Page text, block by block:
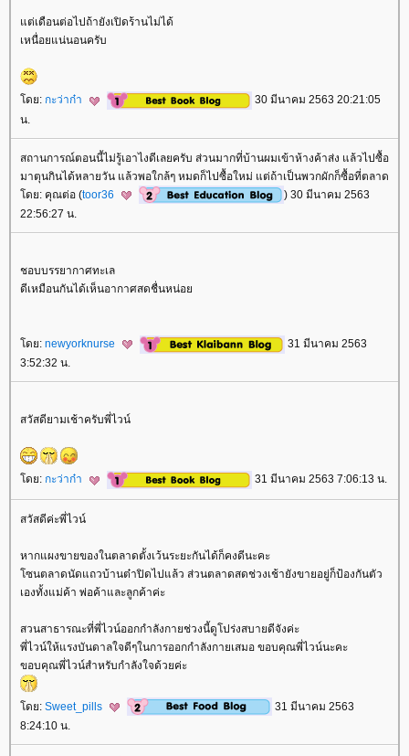
ต่เดือนต่อไปถ้ายังเปิดร้านไม่ได้
เหนื่อยแน่นอนครับ
ดย: กะว่าก๋า
30 มีนาคม 2563 20:21:05
น.
สถานการณ์ตอนนี้ไม่รู้เอาไงดีเลยครับ ส่วนมากที่บ้านผมเข้าห้างค้าส่ง แล้วไปซื้อ
มาตุนกินได้หลายวัน แล้วพอใกล้ๆ หมดก็ไปซื้อใหม่ แต่ถ้าเป็นพวกผักก็ซื้อที่ตลาด
ดย: คุณต่อ (toor36
) 30 มีนาคม 2563
22:56:27 น.
ชอบบรรยากาศทะเล
ดีเหมือนกันได้เห็นอากาศสดชื่นหน่อ
ดย: newyorknurse
31 มีนาคม 2563
3:52:32 น.
สวัสดียามเช้าครับพี่ไวน์
ดย: กะว่าก๋า 31 มีนาคม 2563 7:06:13 น.
สวัสดีค่ะพี่ไวน์
หากแผงขายของในตลาดตั้งเว้นระยะกันได้ก็คงดีนะคะ
ซนตลาดนัดแถวบ้านต๋าปิดไปแล้ว ส่วนตลาดสดช่วงเช้ายังขายอยู่ก็ป้องกันตัว
เองทั้งแม่ค้า พ่อค้าและลูกค้าค่ะ
สวนสาธารณะที่พี่ไวน์ออกกำลังกายช่วงนี้ดูโปร่งสบายดีจังค่ะ
พี่ไวน์ให้แรงบันดาลใจดีๆในการออกกำลังกายเสมอ ขอบคุณพี่ไวน์นะคะ
ขอบคุณพี่ไวน์สำหรับกำลังใจด้วยค่ะ
ดย: Sweet_pills
31 มีนาคม 2563
8:24:10 น.